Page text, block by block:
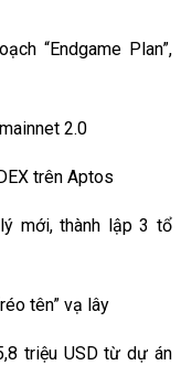
“Endgame Plan”,
2.0
trên Aptos
mới, thành lập 3 tổ
tên” vạ lây
triệu USD từ dự án